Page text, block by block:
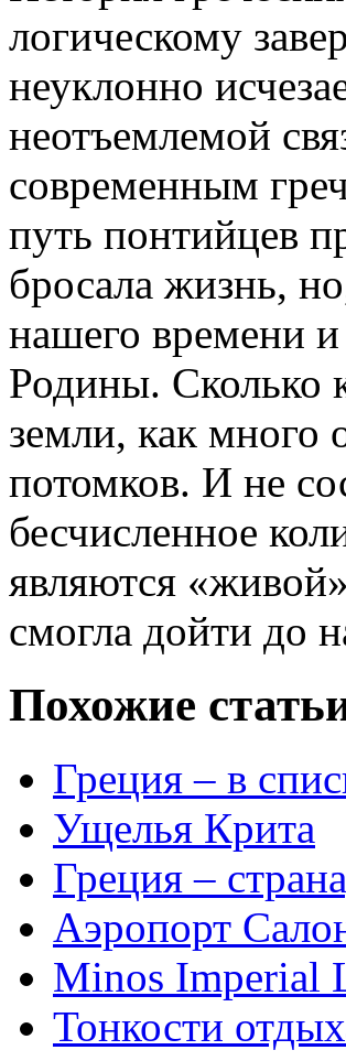
логическому
неуклонно
неотъемлемой
современным
путь понтийцев
бросала жизнь,
нашего времени
Родины. Сколько
земли, как много
потомков. И не
бесчисленное
являются
смогла дойти до
Похожие
Греция – в
Ущелья Крита
Греция –
Аэропорт
Minos Imperial
Тонкости